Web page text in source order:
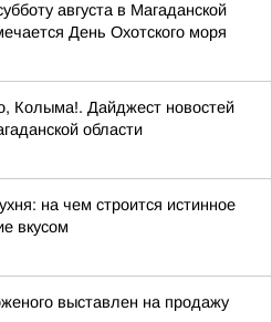
августа в Магаданской
День Охотского моря
Колыма!. Дайджест новостей
области
на чем строится истинное
вкусом
выставлен на продажу